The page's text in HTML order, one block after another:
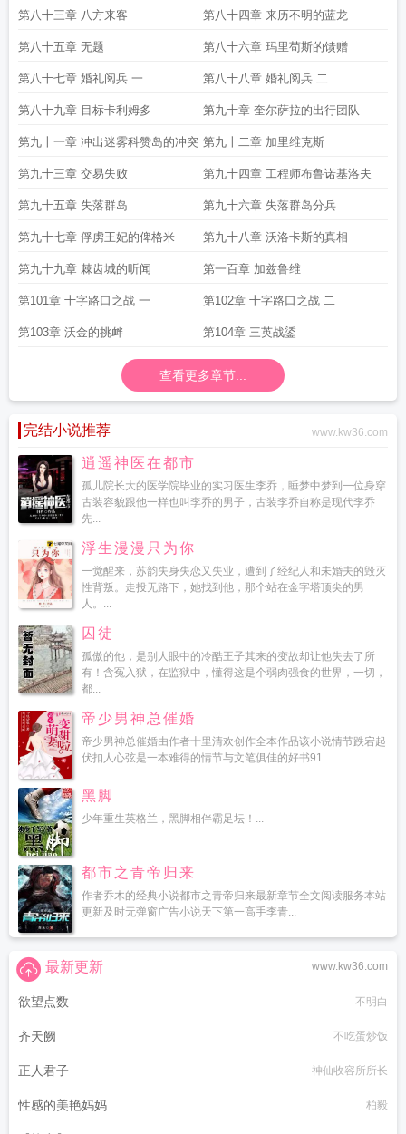
第八十三章 八方来客 第八十四章 来历不明的蓝龙
第八十五章 无题 第八十六章 玛里苟斯的馈赠
第八十七章 婚礼阅兵 一 第八十八章 婚礼阅兵 二
第八十九章 目标卡利姆多 第九十章 奎尔萨拉的出行团队
第九十一章 冲出迷雾科赞岛的冲突 第九十二章 加里维克斯
第九十三章 交易失败 第九十四章 工程师布鲁诺基洛夫
第九十五章 失落群岛 第九十六章 失落群岛分兵
第九十七章 俘虏王妃的俾格米 第九十八章 沃洛卡斯的真相
第九十九章 棘齿城的听闻 第一百章 加兹鲁维
第101章 十字路口之战 一 第102章 十字路口之战 二
第103章 沃金的挑衅 第104章 三英战鋈
查看更多章节...
完结小说推荐 www.kw36.com
逍遥神医在都市
孤儿院长大的医学院毕业的实习医生李乔，睡梦中梦到一位身穿
古装容貌跟他一样也叫李乔的男子，古装李乔自称是现代李乔
先...
浮生漫漫只为你
一觉醒来，苏韵失身失恋又失业，遭到了经纪人和未婚夫的毁灭
性背叛。走投无路下，她找到他，那个站在金字塔顶尖的男
人。...
囚徒
孤傲的他，是别人眼中的冷酷王子其来的变故却让他失去了所
有！含冤入狱，在监狱中，懂得这是个弱肉强食的世界，一切，
都...
帝少男神总催婚
帝少男神总催婚由作者十里清欢创作全本作品该小说情节跌宕起
伏扣人心弦是一本难得的情节与文笔俱佳的好书91...
黑脚
少年重生英格兰，黑脚相伴霸足坛！...
都市之青帝归来
作者乔木的经典小说都市之青帝归来最新章节全文阅读服务本站
更新及时无弹窗广告小说天下第一高手李青...
www.kw36.com
最新更新
欲望点数 不明白
齐天阙 不吃蛋炒饭
正人君子 神仙收容所所长
性感的美艳妈妈 柏毅